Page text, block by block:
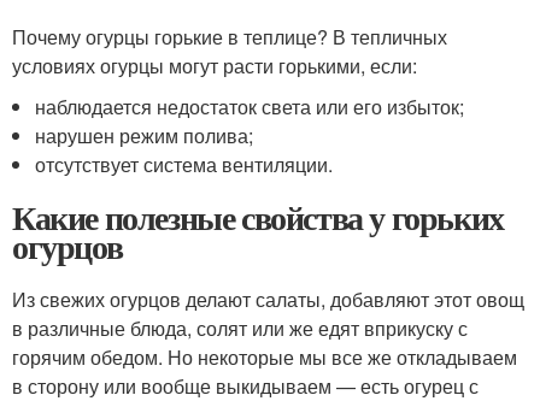
Почему огурцы горькие в теплице? В тепличных
условиях огурцы могут расти горькими, если:
наблюдается недостаток света или его избыток;
нарушен режим полива;
отсутствует система вентиляции.
Какие полезные свойства у горьких
огурцов
Из свежих огурцов делают салаты, добавляют этот овощ
в различные блюда, солят или же едят вприкуску с
горячим обедом. Но некоторые мы все же откладываем
в сторону или вообще выкидываем — есть огурец с